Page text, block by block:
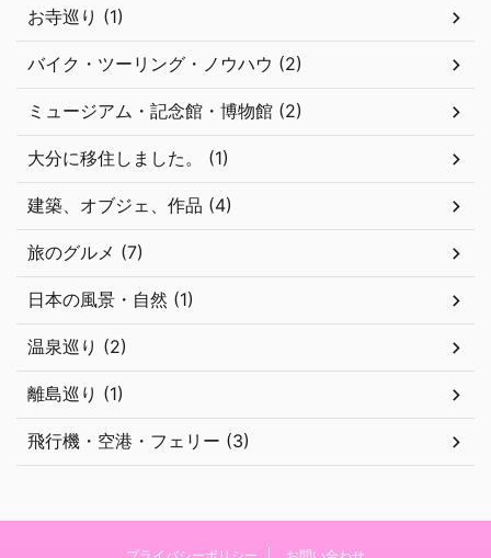
お寺巡り (1)
バイク・ツーリング・ノウハウ (2)
ミュージアム・記念館・博物館 (2)
大分に移住しました。 (1)
建築、オブジェ、作品 (4)
旅のグルメ (7)
日本の風景・自然 (1)
温泉巡り (2)
離島巡り (1)
飛行機・空港・フェリー (3)